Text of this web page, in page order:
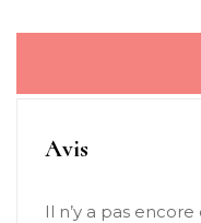
Avis
Il n’y a pas encore